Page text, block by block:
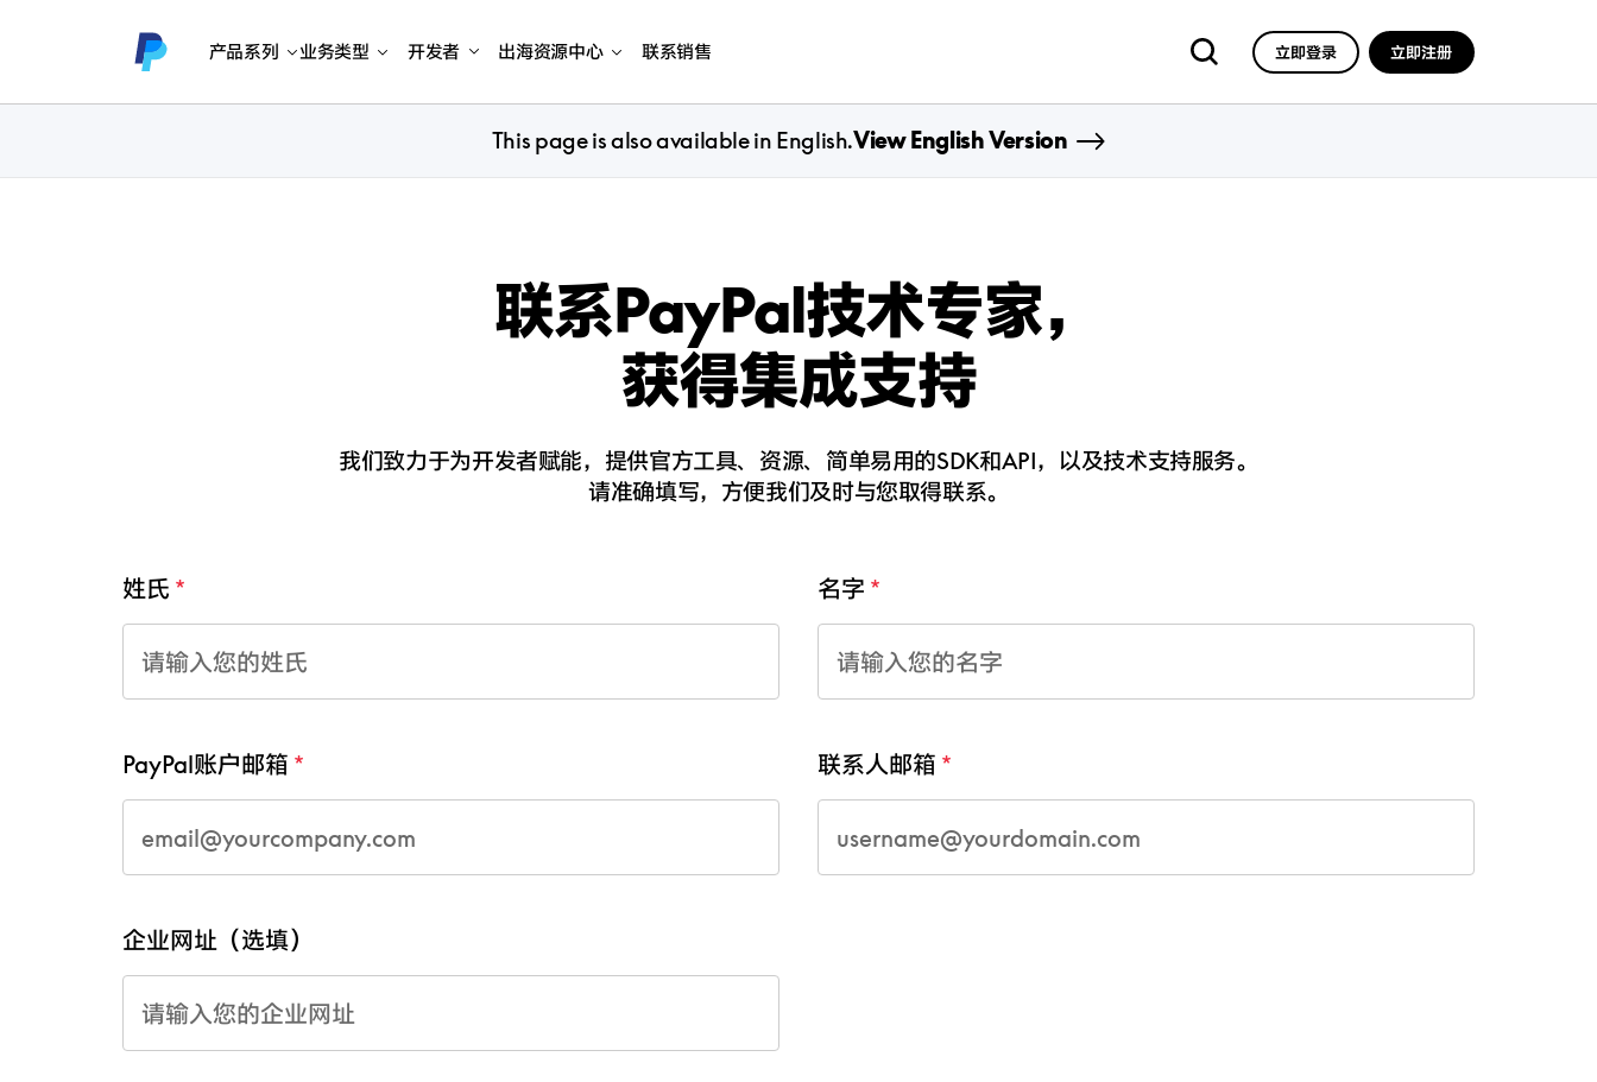
产品系列 业务类型 开发者 出海资源中心 联系销售 立即登录 立即注册
This page is also available in English.View English Version
联系PayPal技术专家，
获得集成支持
我们致力于为开发者赋能，提供官方工具、资源、简单易用的SDK和API，以及技术支持服务。
请准确填写，方便我们及时与您取得联系。
姓氏 名字
PayPal账户邮箱 联系人邮箱
企业网址（选填）